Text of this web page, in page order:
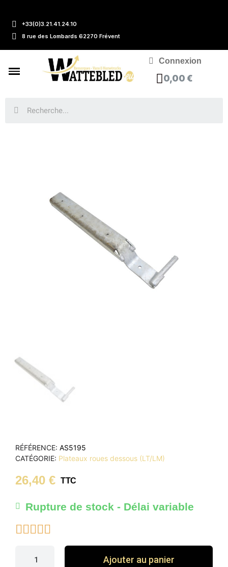
+33(0)3.21.41.24.10
8 rue des Lombards 62270 Frévent
Connexion
0,00 €
RÉFÉRENCE AS5195
CATÉGORIE Plateaux roues dessous (LT/LM)
26,40 € TTC
Rupture de stock - Délai variable

Ajouter au panier